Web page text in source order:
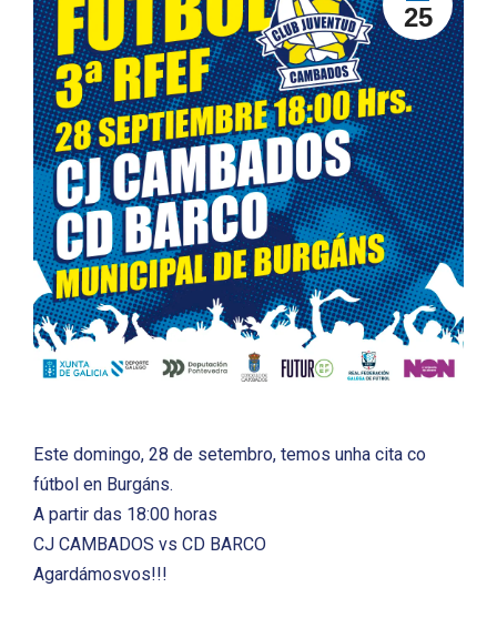
25
Este domingo, 28 de setembro, temos unha cita co
fútbol en Burgáns.
A partir das 18:00 horas
CJ CAMBADOS vs CD BARCO
Agardámosvos!!!